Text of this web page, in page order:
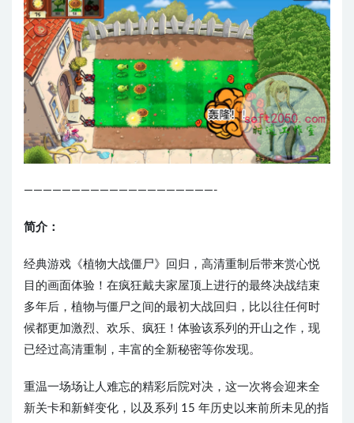
————————————————————-
简介：
经典游戏《植物大战僵尸》回归，高清重制后带来赏心悦
目的画面体验！在疯狂戴夫家屋顶上进行的最终决战结束
多年后，植物与僵尸之间的最初大战回归，比以往任何时
候都更加激烈、欢乐、疯狂！体验该系列的开山之作，现
已经过高清重制，丰富的全新秘密等你发现。
重温一场场让人难忘的精彩后院对决，这一次将会迎来全
新关卡和新鲜变化，以及系列 15 年历史以来前所未见的指